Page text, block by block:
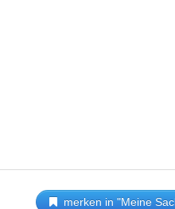
merken in "Meine